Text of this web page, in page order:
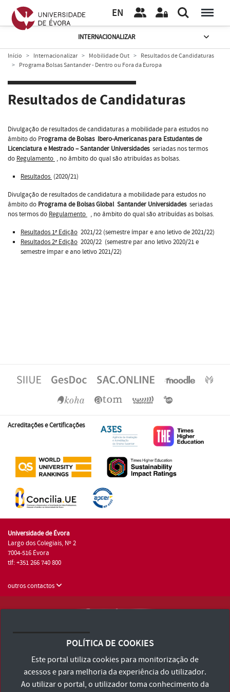
EN
INTERNACIONALIZAR
Início Internacionalizar Mobilidade Out
Resultados de Candidaturas
Programa Bolsas Santander - Dentro ou Fora da Europa
Resultados de Candidaturas
Divulgação de resultados de candidaturas a mobilidade para estudos no
âmbito do Programa de Bolsas Ibero-Americanas para Estudantes de
Licenciatura e Mestrado – Santander Universidadesseriadas nos termos
do Regulamento , no âmbito do qual são atribuídas as bolsas.
Resultados (2020/21)
Divulgação de resultados de candidatura a mobilidade para estudos no
âmbito do Programa de Bolsas Global Santander Universidadesseriadas
nos termos do Regulamento , no âmbito do qual são atribuídas as bolsas.
Resultados 1ª Edição 2021/22 (semestre ímpar e ano letivo de 2021/22)
Resultados 2ª Edição 2020/22 (semestre par ano letivo 2020/21 e
semestre ímpar e ano letivo 2021/22)
Acreditações e Certificações
Universidade de Évora
Largo dos Colegiais, Nº 2
7004-516 Évora
tlf: +351 266 740 800
outros contactos
Consulte os Termos e Condições e Política de Privacidade
Declaração de Acessibilidade
POLÍTICA DE COOKIES
Este portal utiliza cookies para monitorização de
acessos e para melhoria da experiência do utilizador.
Ao utilizar o portal, o utilizador toma conhecimento da